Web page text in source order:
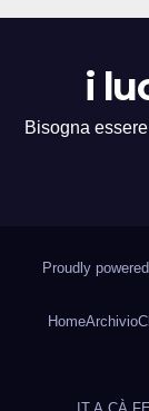
i
Bisogna
Proudly
HomeArchivio